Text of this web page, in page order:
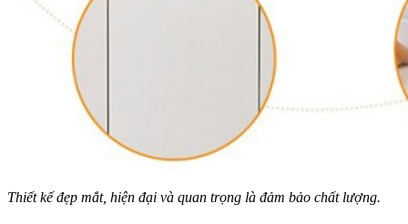
Thiết kế đẹp mắt, hiện đại và quan trọng là đảm bảo chất lượng.